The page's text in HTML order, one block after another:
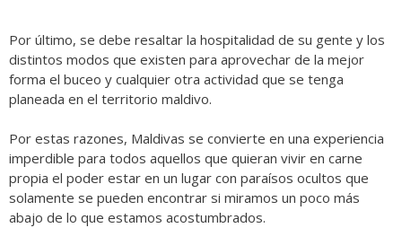
Por último, se debe resaltar la hospitalidad de su gente y los
distintos modos que existen para aprovechar de la mejor
forma el buceo y cualquier otra actividad que se tenga
planeada en el territorio maldivo.
Por estas razones, Maldivas se convierte en una experiencia
imperdible para todos aquellos que quieran vivir en carne
propia el poder estar en un lugar con paraísos ocultos que
solamente se pueden encontrar si miramos un poco más
abajo de lo que estamos acostumbrados.